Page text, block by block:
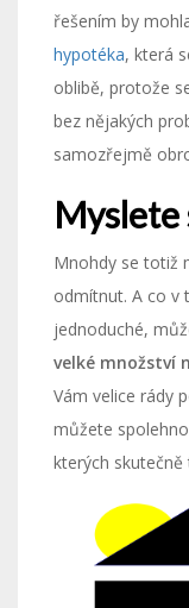
řešením by
hypotéka, která
oblibě, protože
bez nějakých
samozřejmě
Myslete
Mnohdy se totiž
odmítnut. A co v
jednoduché,
velké množství
Vám velice rády
můžete
kterých skutečně